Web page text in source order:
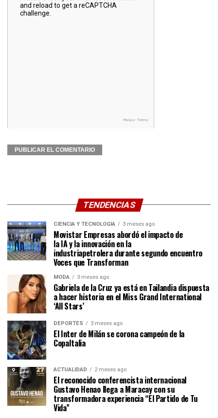
TENDENCIAS
CIENCIA Y TECNOLOGÍA 3 meses ago
Movistar Empresas abordó el impacto de
la IA y la innovación en la
industriapetrolera durante segundo encuentro
Voces que Transforman
MODA 3 meses ago
Gabriela de la Cruz ya está en Tailandia dispuesta
a hacer historia en el Miss Grand International
‘All Stars’
DEPORTES 3 meses ago
El Inter de Milán se corona campeón de la
CopaItalia
ACTUALIDAD 2 meses ago
El reconocido conferencista internacional
Gustavo Henao llega a Maracay con su
transformadora experiencia “El Partido de Tu
Vida”